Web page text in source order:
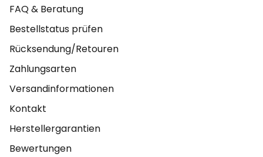
FAQ & Beratung
Bestellstatus prüfen
Rücksendung/Retouren
Zahlungsarten
Versandinformationen
Kontakt
Herstellergarantien
Bewertungen